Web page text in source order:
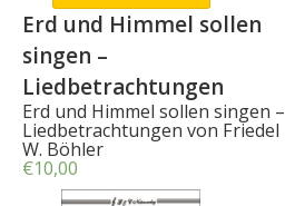
Erd und Himmel sollen
singen –
Liedbetrachtungen
Erd und Himmel sollen singen –
Liedbetrachtungen von Friedel
W. Böhler
€10,00